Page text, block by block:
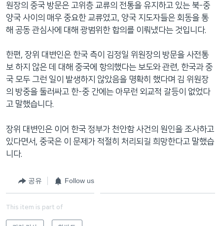
원장의 중국 방문은 고위층 교류의 전통을 유지하고 있는 북-중
양국 사이의 매우 중요한 교류였고, 양국 지도자들은 회동을 통
해 공동 관심사에 대해 광범위한 합의를 이뤄냈다는 것입니다.
한편, 장위 대변인은 한국 측이 김정일 위원장의 방문을 사전통
보 하지 않은 데 대해 중국에 항의했다는 보도와 관련, 한국과 중
국 모두 그런 일이 발생하지 않았음을 명확히 했다며 김 위원장
의 방중을 둘러싸고 한-중 간에는 아무런 외교적 갈등이 없었다
고 말했습니다.
장위 대변인은 이어 한국 정부가 천안함 사건의 원인을 조사하고
있다면서, 중국은 이 문제가 적절히 처리되길 희망한다고 말했습
니다.
공유 Follow us
This item is part of